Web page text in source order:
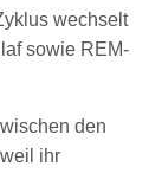
wechselt
sowie REM-
den
ihr